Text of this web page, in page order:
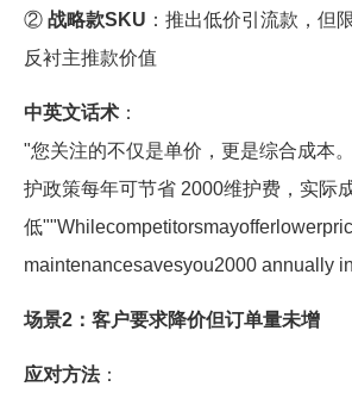
② 战略款SKU ：推出低价引流款，但
反衬主推款价值
中英文话术 ：
"您关注的不仅是单价，更是综合成本
护政策每年可节省 2000维护费，实际
低""Whi ecompetitorsmayoffer owerpri
maintenancesavesyou2000 annually
场景2：客户要求降价但订单量未增
应对方法：